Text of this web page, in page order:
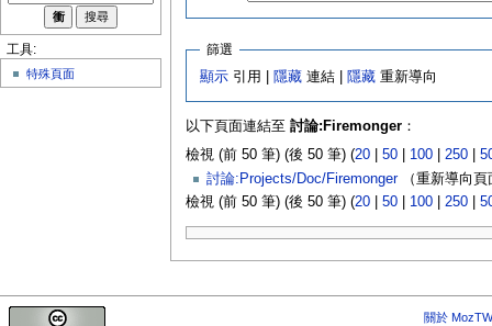
篩選
顯示 引用 | 隱藏 連結 | 隱藏 重新導向
以下頁面連結至 討論:Firemonger：
檢視 (前 50 筆) (後 50 筆) (20| 50| 100| 250|
討論:Projects/Doc/Firemonger（重新導向
檢視 (前 50 筆) (後 50 筆) (20| 50| 100| 250|
工具:
特殊頁面
關於